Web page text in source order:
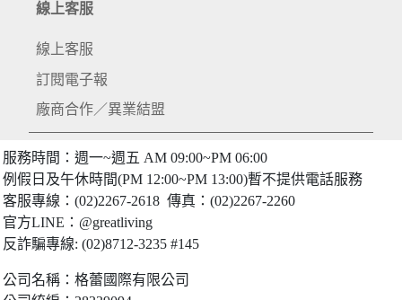
線上客服
線上客服
訂閱電子報
廠商合作／異業結盟
服務時間：週一~週五 AM 09:00~PM 06:00
例假日及午休時間(PM 12:00~PM 13:00)暫不提供電話服務
客服專線：(02)2267-2618 傳真：(02)2267-2260
官方LINE：@greatliving
反詐騙專線: (02)8712-3235 #145
公司名稱：格蕾國際有限公司